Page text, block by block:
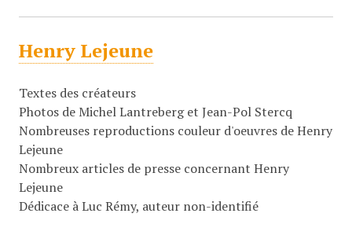
Henry Lejeune
Textes des créateurs
Photos de Michel Lantreberg et Jean-Pol Stercq
Nombreuses reproductions couleur d'oeuvres de Henry
Lejeune
Nombreux articles de presse concernant Henry
Lejeune
Dédicace à Luc Rémy, auteur non-identifié